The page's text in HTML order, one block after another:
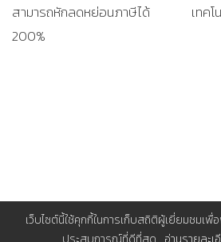
สามารถหักลดหย่อนภาษีได้
200%
เทค
เว็บไซต์นี้ใช้คุกกี้ในการเก็บสถิติผู้เยี่ยมชมเพื่